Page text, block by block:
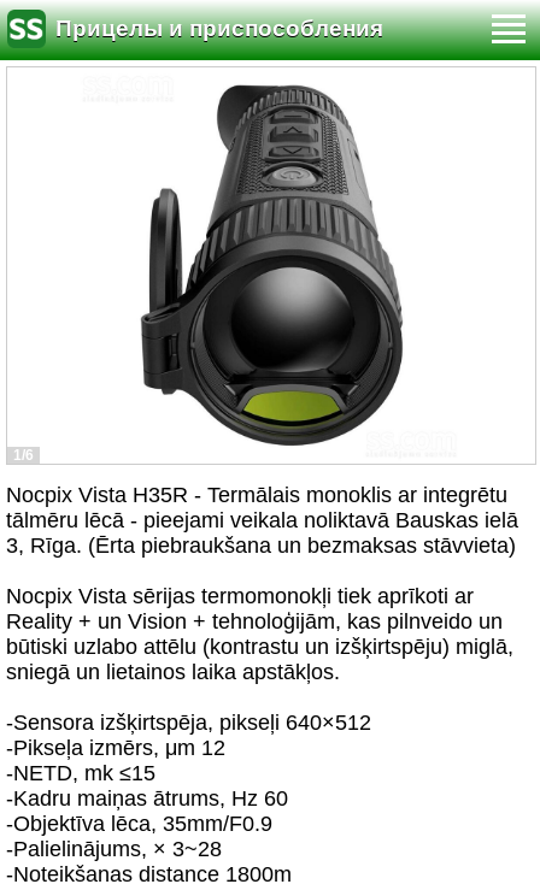
Прицелы и приспособления
1/6
Nocpix Vista H35R - Termālais monoklis ar integrētu
tālmēru lēcā - pieejami veikala noliktavā Bauskas ielā
3, Rīga. (Ērta piebraukšana un bezmaksas stāvvieta)
Nocpix Vista sērijas termomonokļi tiek aprīkoti ar
Reality + un Vision + tehnoloģijām, kas pilnveido un
būtiski uzlabo attēlu (kontrastu un izšķirtspēju) miglā,
sniegā un lietainos laika apstākļos.
-Sensora izšķirtspēja, pikseļi 640×512
-Pikseļa izmērs, μm 12
-NETD, mk ≤15
-Kadru maiņas ātrums, Hz 60
-Objektīva lēca, 35mm/F0.9
-Palielinājums, × 3~28
-Noteikšanas distance 1800m